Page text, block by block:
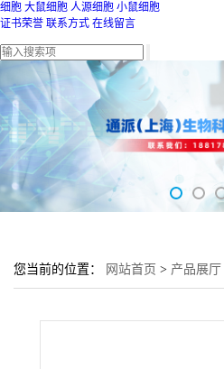
细胞 大鼠细胞 人源细胞 小鼠细胞
证书荣誉 联系方式 在线留言
您当前的位置： 网站首页 > 产品展厅